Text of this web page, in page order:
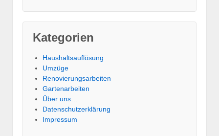
Kategorien
Haushaltsauflösung
Umzüge
Renovierungsarbeiten
Gartenarbeiten
Über uns…
Datenschutzerklärung
Impressum